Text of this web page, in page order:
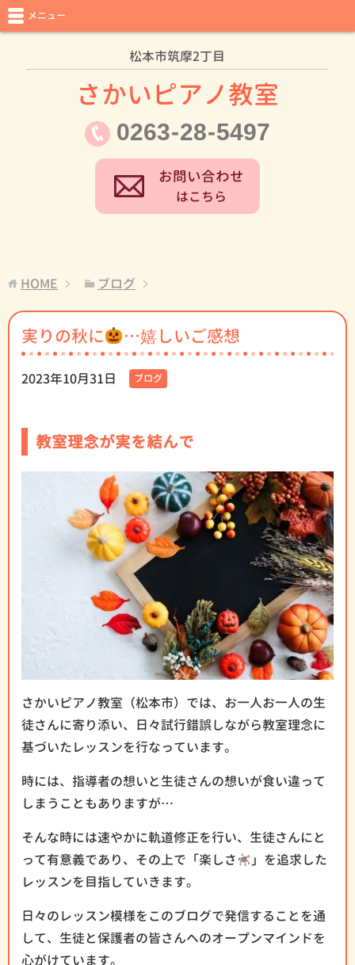
松本市筑摩2丁目
さかいピアノ教室
0263-28-5497
お問い合わせ
はこちら
メニュー
HOME ブログ
実りの秋に …嬉しいご感想
2023年10月31日 ブログ
教室理念が実を結んで
さかいピアノ教室（松本市）では、お一人お一人の生
徒さんに寄り添い、日々試行錯誤しながら教室理念に
基づいたレッスンを行なっています。
時には、指導者の想いと生徒さんの想いが食い違って
しまうこともありますが…
そんな時には速やかに軌道修正を行い、生徒さんにと
って有意義であり、その上で「楽しさ
」を追求した
レッスンを目指していきます。
日々のレッスン模様をこのブログで発信することを通
して、生徒と保護者の皆さんへのオープンマインドを
心がけています。